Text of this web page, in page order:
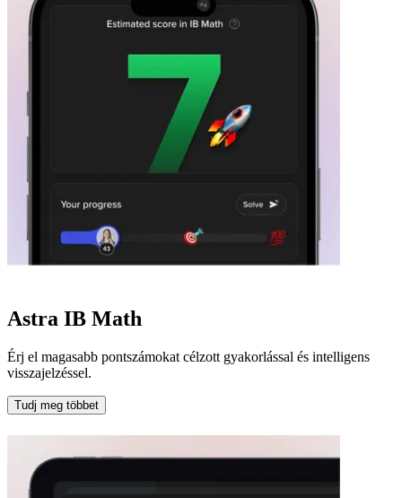
Astra IB Math
Érj el magasabb pontszámokat célzott gyakorlással és intelligens
visszajelzéssel.
Tudj meg többet